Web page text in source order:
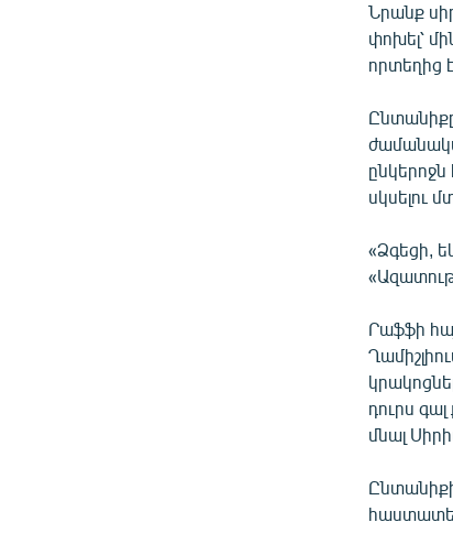
Նրանք
փոխել՝
որտեղից
սկսելու
«Ձգեցի,
Րաֆֆի
դուրս
մնալ